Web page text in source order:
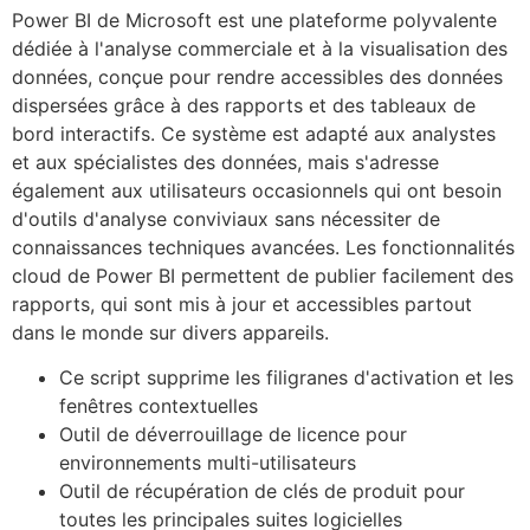
Power BI de Microsoft est une plateforme polyvalente
dédiée à l'analyse commerciale et à la visualisation des
données, conçue pour rendre accessibles des données
dispersées grâce à des rapports et des tableaux de
bord interactifs. Ce système est adapté aux analystes
et aux spécialistes des données, mais s'adresse
également aux utilisateurs occasionnels qui ont besoin
d'outils d'analyse conviviaux sans nécessiter de
connaissances techniques avancées. Les fonctionnalités
cloud de Power BI permettent de publier facilement des
rapports, qui sont mis à jour et accessibles partout
dans le monde sur divers appareils.
Ce script supprime les filigranes d'activation et les
fenêtres contextuelles
Outil de déverrouillage de licence pour
environnements multi-utilisateurs
Outil de récupération de clés de produit pour
toutes les principales suites logicielles